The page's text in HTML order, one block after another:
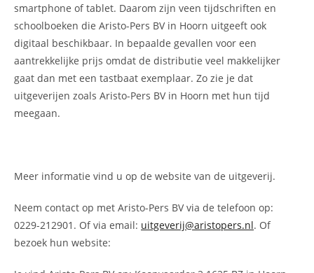
smartphone of tablet. Daarom zijn veen tijdschriften en
schoolboeken die Aristo-Pers BV in Hoorn uitgeeft ook
digitaal beschikbaar. In bepaalde gevallen voor een
aantrekkelijke prijs omdat de distributie veel makkelijker
gaat dan met een tastbaat exemplaar. Zo zie je dat
uitgeverijen zoals Aristo-Pers BV in Hoorn met hun tijd
meegaan.
Meer informatie vind u op de website van de uitgeverij.
Neem contact op met Aristo-Pers BV via de telefoon op:
0229-212901. Of via email: uitgeverij@aristopers.nl. Of
bezoek hun website: